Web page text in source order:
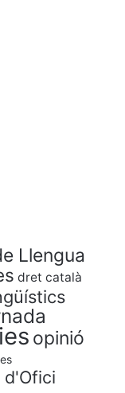
Llengua
dret català
opinió
d'Ofici